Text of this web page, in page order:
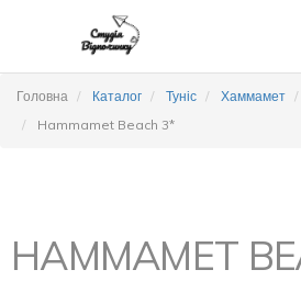
Головна Каталог Туніс Хаммамет
Hammamet Beach 3*
HAMMAMET